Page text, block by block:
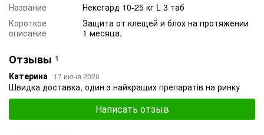
Название
Нексгард 10-25 кг L 3 таб
Короткое
описание
Защита от клещей и блох на протяжении
1 месяца.
Отзывы 1
Катерина 17 июня 2026
Швидка доставка, один з найкращих препаратів на ринку
Написать отзыв